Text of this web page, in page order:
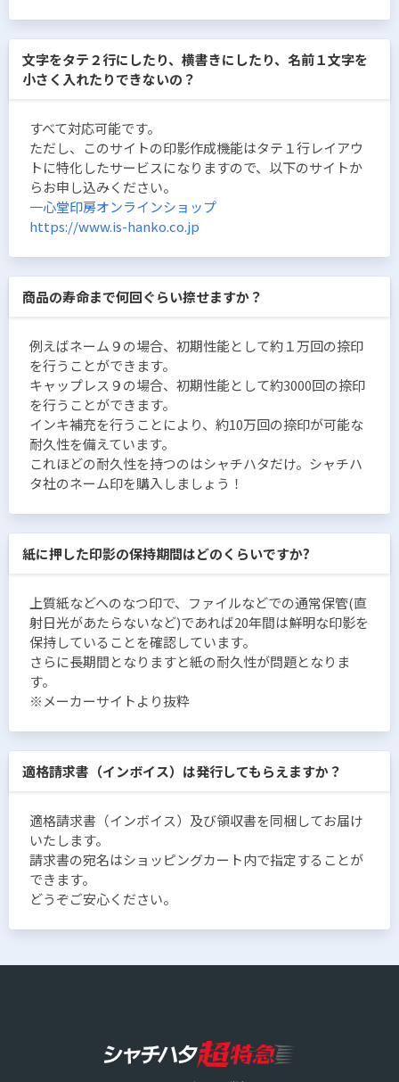
文字をタテ２行にしたり、横書きにしたり、名前１文字を
小さく入れたりできないの？
すべて対応可能です。
ただし、このサイトの印影作成機能はタテ１行レイアウ
トに特化したサービスになりますので、以下のサイトか
らお申し込みください。
一心堂印房オンラインショップ
https://www.is-hanko.co.jp
商品の寿命まで何回ぐらい捺せますか？
例えばネーム９の場合、初期性能として約１万回の捺印
を行うことができます。
キャップレス９の場合、初期性能として約3000回の捺印
を行うことができます。
インキ補充を行うことにより、約10万回の捺印が可能な
耐久性を備えています。
これほどの耐久性を持つのはシャチハタだけ。シャチハ
タ社のネーム印を購入しましょう！
紙に押した印影の保持期間はどのくらいですか?
上質紙などへのなつ印で、ファイルなどでの通常保管(直
射日光があたらないなど)であれば20年間は鮮明な印影を
保持していることを確認しています。
さらに長期間となりますと紙の耐久性が問題となりま
す。
※メーカーサイトより抜粋
適格請求書（インボイス）は発行してもらえますか？
適格請求書（インボイス）及び領収書を同梱してお届け
いたします。
請求書の宛名はショッピングカート内で指定することが
できます。
どうぞご安心ください。